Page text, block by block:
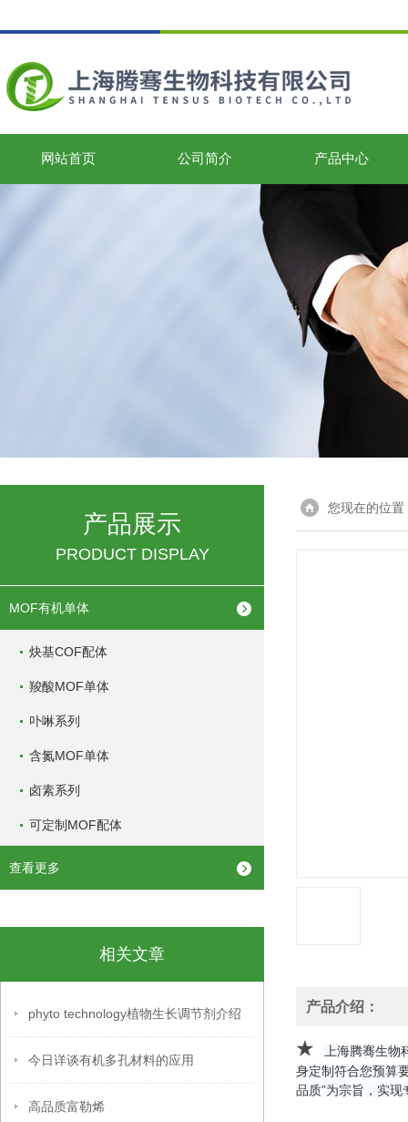
网站首页 公司简介 产品中心
产品展示
PRODUCT DISPLAY
MOF有机单体
炔基COF配体
羧酸MOF单体
卟啉系列
含氮MOF单体
卤素系列
可定制MOF配体
查看更多
相关文章
phyto technology植物生长调节剂介绍
今日详谈有机多孔材料的应用
高品质富勒烯
您现在的位置
产品介绍：
★
上海腾骞生
身定制符合您预算
品质”为宗旨，实